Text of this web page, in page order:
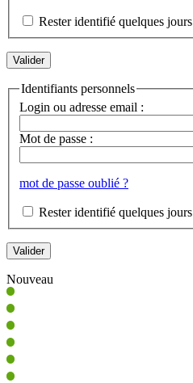
Rester identifié quelques jours
Identifiants personnels
Login ou adresse email :
Mot de passe :
mot de passe oublié ?
Rester identifié quelques jours
Nouveau